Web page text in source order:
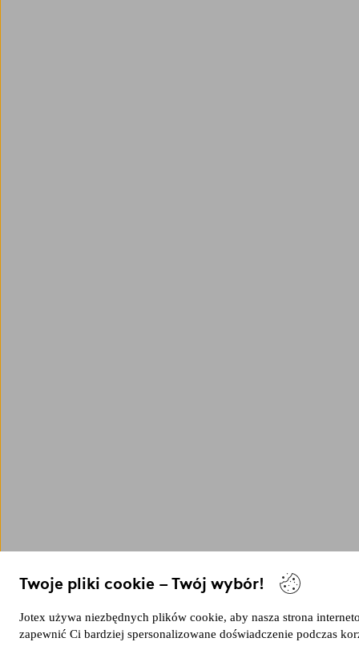
Twoje pliki cookie – Twój wybór!
Jotex używa niezbędnych plików cookie, aby nasza strona
zapewnić Ci bardziej spersonalizowane doświadczenie podczas